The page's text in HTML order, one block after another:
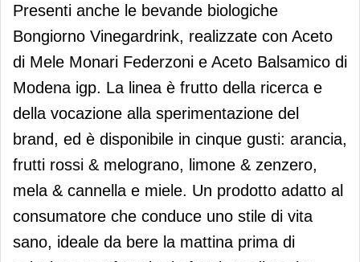
Presenti anche le bevande biologiche
Bongiorno Vinegardrink, realizzate con Aceto
di Mele Monari Federzoni e Aceto Balsamico di
Modena igp. La linea è frutto della ricerca e
della vocazione alla sperimentazione del
brand, ed è disponibile in cinque gusti: arancia,
frutti rossi & melograno, limone & zenzero,
mela & cannella e miele. Un prodotto adatto al
consumatore che conduce uno stile di vita
sano, ideale da bere la mattina prima di